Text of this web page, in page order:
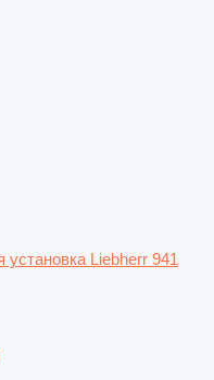
установка Liebherr 941